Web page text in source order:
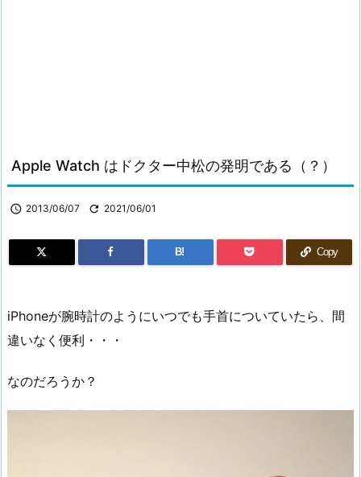
Apple Watch はドクター中松の発明である（？）
 2013/06/07  2021/06/01
B! Copy
iPhoneが腕時計のようにいつでも手首についていたら、間
違いなく便利・・・
なのだろうか？